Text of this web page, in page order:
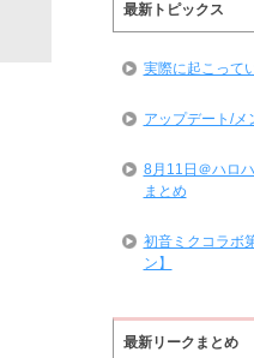
最新トピックス
実際に起こって
アップデート/メ
8月11日＠ハロ
まとめ
初音ミクコラボ
ン】
最新リークまとめ